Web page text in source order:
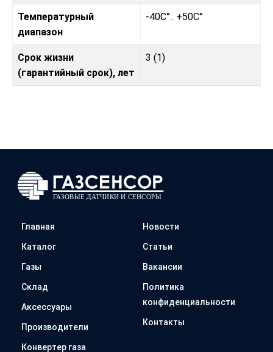
Температурный
диапазон
-40C°.. +50C°
Срок жизни
(гарантийный срок), лет
3 (1)
Главная
Каталог
Газы
Склад
Аксессуары
Производители
Конвертер газа
Новости
Статьи
Вакансии
Политика
конфиденциальности
Контакты